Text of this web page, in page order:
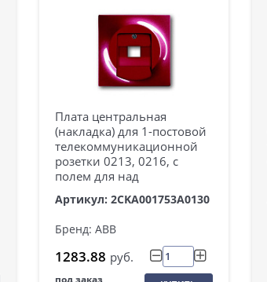
Плата центральная
(накладка) для 1-постовой
телекоммуникационной
розетки 0213, 0216, с
полем для над
Артикул: 2CKA001753A0130
Бренд: ABB
1283.88 руб.
под заказ